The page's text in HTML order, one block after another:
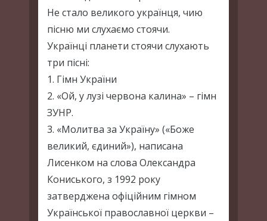
Не стало великого українця, чию
пісню ми слухаємо стоячи.
Українці планети стоячи слухають
три пісні:
1. Гімн України
2. «Ой, у лузі червона калина» – гімн
ЗУНР.
3. «Молитва за Україну» («Боже
великий, єдиний»), написана
Лисенком на слова Олександра
Кониського, з 1992 року
затверджена офіційним гімном
Української православної церкви –